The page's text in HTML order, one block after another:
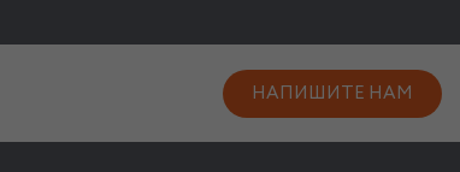
НАПИШИТЕ НАМ